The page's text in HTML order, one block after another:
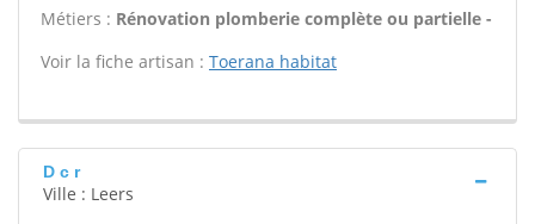
Métiers : Rénovation plomberie complète ou partielle -
Voir la fiche artisan : Toerana habitat
D c r
Ville : Leers